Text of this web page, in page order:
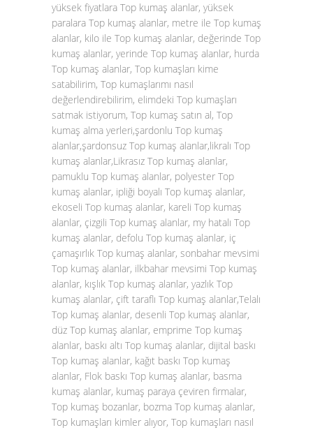
yüksek fiyatlara Top kumaş alanlar, yüksek
paralara Top kumaş alanlar, metre ile Top kumaş
alanlar, kilo ile Top kumaş alanlar, değerinde Top
kumaş alanlar, yerinde Top kumaş alanlar, hurda
Top kumaş alanlar, Top kumaşları kime
satabilirim, Top kumaşlarımı nasıl
değerlendirebilirim, elimdeki Top kumaşları
satmak istiyorum, Top kumaş satın al, Top
kumaş alma yerleri,şardonlu Top kumaş
alanlar,şardonsuz Top kumaş alanlar,likralı Top
kumaş alanlar,Likrasız Top kumaş alanlar,
pamuklu Top kumaş alanlar, polyester Top
kumaş alanlar, ipliği boyalı Top kumaş alanlar,
ekoseli Top kumaş alanlar, kareli Top kumaş
alanlar, çizgili Top kumaş alanlar, my hatalı Top
kumaş alanlar, defolu Top kumaş alanlar, iç
çamaşırlık Top kumaş alanlar, sonbahar mevsimi
Top kumaş alanlar, ilkbahar mevsimi Top kumaş
alanlar, kışlık Top kumaş alanlar, yazlık Top
kumaş alanlar, çift taraflı Top kumaş alanlar,Telalı
Top kumaş alanlar, desenli Top kumaş alanlar,
düz Top kumaş alanlar, emprime Top kumaş
alanlar, baskı altı Top kumaş alanlar, dijital baskı
Top kumaş alanlar, kağıt baskı Top kumaş
alanlar, Flok baskı Top kumaş alanlar, basma
kumaş alanlar, kumaş paraya çeviren firmalar,
Top kumaş bozanlar, bozma Top kumaş alanlar,
Top kumaşları kimler alıyor, Top kumaşları nasıl